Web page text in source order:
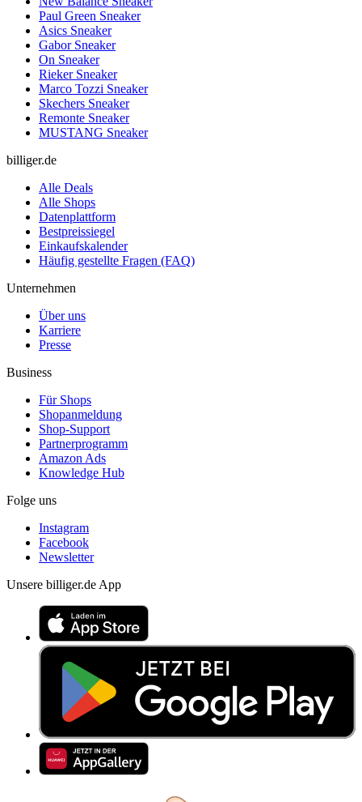
Paul Green Sneaker
Asics Sneaker
Gabor Sneaker
On Sneaker
Rieker Sneaker
Marco Tozzi Sneaker
Skechers Sneaker
Remonte Sneaker
MUSTANG Sneaker
billiger.de
Alle Deals
Alle Shops
Datenplattform
Bestpreissiegel
Einkaufskalender
Häufig gestellte Fragen (FAQ)
Unternehmen
Über uns
Karriere
Presse
Business
Für Shops
Shopanmeldung
Shop-Support
Partnerprogramm
Amazon Ads
Knowledge Hub
Folge uns
Instagram
Facebook
Newsletter
Unsere billiger.de App